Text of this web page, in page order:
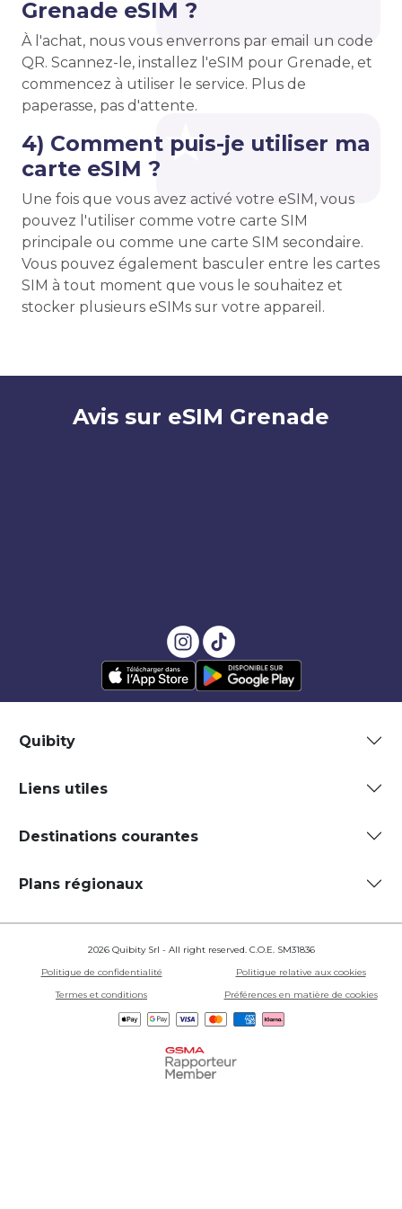
Grenade eSIM ?
À l'achat, nous vous enverrons par email un code
QR. Scannez-le, installez l'eSIM pour Grenade, et
commencez à utiliser le service. Plus de
paperasse, pas d'attente.
4) Comment puis-je utiliser ma
carte eSIM ?
Une fois que vous avez activé votre eSIM, vous
pouvez l'utiliser comme votre carte SIM
principale ou comme une carte SIM secondaire.
Vous pouvez également basculer entre les cartes
SIM à tout moment que vous le souhaitez et
stocker plusieurs eSIMs sur votre appareil.
Avis sur eSIM Grenade
Quibity
Liens utiles
Destinations courantes
Plans régionaux
2026 Quibity Srl - All right reserved. C.O.E. SM31836
Politique de confidentialité
Politique relative aux cookies
Termes et conditions
Préférences en matière de cookies